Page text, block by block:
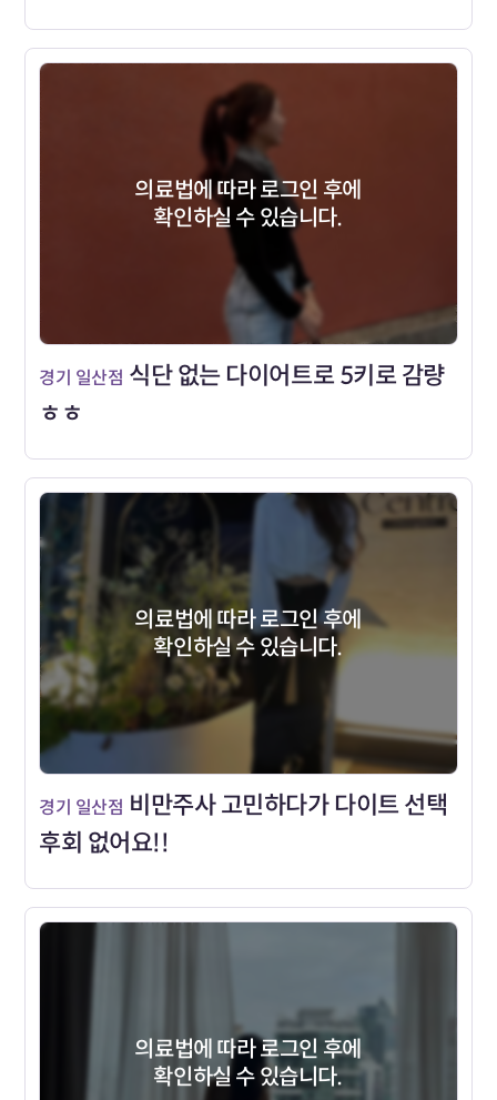
의료법에 따라 로그인 후에
확인하실 수 있습니다.
경기 일산점 식단 없는 다이어트로 5키로 감량
ㅎㅎ
의료법에 따라 로그인 후에
확인하실 수 있습니다.
경기 일산점 비만주사 고민하다가 다이트 선택
후회 없어요!!
의료법에 따라 로그인 후에
확인하실 수 있습니다.